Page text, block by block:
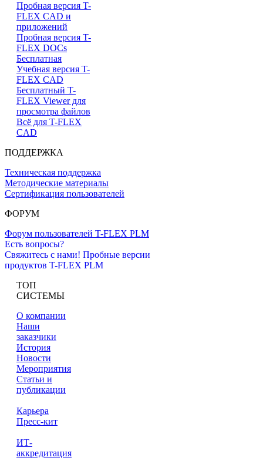
Пробная версия T-
FLEX CAD и
приложений
Пробная версия T-
FLEX DOCs
Бесплатная
Учебная версия T-
FLEX CAD
Бесплатный T-
FLEX Viewer для
просмотра файлов
Всё для T-FLEX
CAD
ПОДДЕРЖКА
Техническая поддержка
Методические материалы
Сертификация пользователей
ФОРУМ
Форум пользователей T-FLEX PLM
Есть вопросы?
Свяжитесь с нами! Пробные версии
продуктов T-FLEX PLM
ТОП
СИСТЕМЫ
О компании
Наши
заказчики
История
Новости
Мероприятия
Статьи и
публикации
Карьера
Пресс-кит
ИТ-
аккредитация